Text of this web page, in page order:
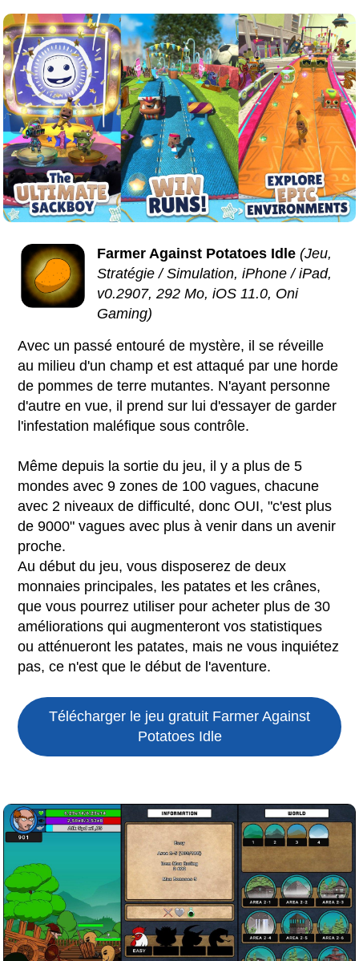
Farmer Against Potatoes Idle (Jeu,
Stratégie / Simulation, iPhone / iPad,
v0.2907, 292 Mo, iOS 11.0, Oni
Gaming)
Avec un passé entouré de mystère, il se réveille
au milieu d'un champ et est attaqué par une horde
de pommes de terre mutantes. N'ayant personne
d'autre en vue, il prend sur lui d'essayer de garder
l'infestation maléfique sous contrôle.
Même depuis la sortie du jeu, il y a plus de 5
mondes avec 9 zones de 100 vagues, chacune
avec 2 niveaux de difficulté, donc OUI, "c'est plus
de 9000" vagues avec plus à venir dans un avenir
proche.
Au début du jeu, vous disposerez de deux
monnaies principales, les patates et les crânes,
que vous pourrez utiliser pour acheter plus de 30
améliorations qui augmenteront vos statistiques
ou atténueront les patates, mais ne vous inquiétez
pas, ce n'est que le début de l'aventure.
Télécharger le jeu gratuit Farmer Against
Potatoes Idle